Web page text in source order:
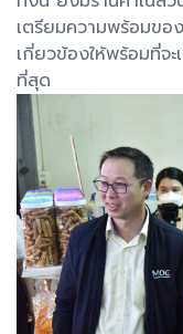
เตรียมความพร้อมขอ
เกี่ยวข้องให้พร้อมที่จ
ที่สุด